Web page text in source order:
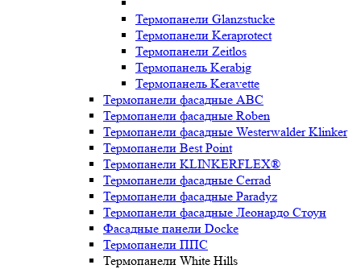
Термопанели Glanzstucke
Термопанели Keraprotect
Термопанели Zeitlos
Термопанель Kerabig
Термопанель Keravette
Термопанели фасадные ABC
Термопанели фасадные Roben
Термопанели фасадные Westerwalder Klinker
Термопанели Best Point
Термопанели KLINKERFLEX®
Термопанели фасадные Cerrad
Термопанели фасадные Paradyz
Термопанели фасадные Леонардо Стоун
Фасадные панели Docke
Термопанели ППС
Термопанели White Hills